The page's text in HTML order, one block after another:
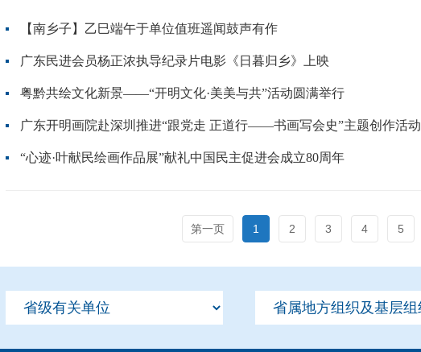
【南乡子】乙巳端午于单位值班遥闻鼓声有作
广东民进会员杨正浓执导纪录片电影《日暮归乡》上映
粤黔共绘文化新景——“开明文化·美美与共”活动圆满举行
广东开明画院赴深圳推进“跟党走 正道行——书画写会史”主题创作活动
“心迹·叶献民绘画作品展”献礼中国民主促进会成立80周年
第一页 1 2 3 4 5